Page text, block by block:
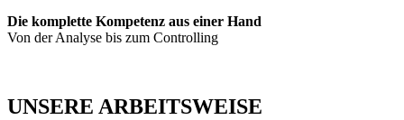
Die komplette Kompetenz aus einer Hand
Von der Analyse bis zum Controlling
UNSERE ARBEITSWEISE